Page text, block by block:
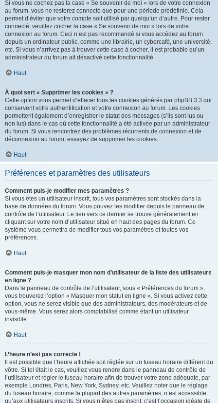
Si vous ne cochez pas la case « Se souvenir de moi » lors de votre connexion
au forum, vous ne resterez connecté que pour une période prédéfinie. Cela
permet d’éviter que votre compte soit utilisé par quelqu’un d’autre. Pour rester
connecté, veuillez cocher la case « Se souvenir de moi » lors de votre
connexion au forum. Ceci n’est pas recommandé si vous accédez au forum
depuis un ordinateur public, comme une librairie, un cybercafé, une université,
etc. Si vous n’arrivez pas à trouver cette case à cocher, il est probable qu’un
administrateur du forum ait désactivé cette fonctionnalité.
Haut
À quoi sert « Supprimer les cookies » ?
Cette option vous permet d’effacer tous les cookies générés par phpBB 3.3 qui
conservent votre authentification et votre connexion au forum. Les cookies
permettent également d’enregistrer le statut des messages (s’ils sont lus ou
non lus) dans le cas où cette fonctionnalité a été activée par un administrateur
du forum. Si vous rencontrez des problèmes récurrents de connexion et de
déconnexion au forum, essayez de supprimer les cookies.
Haut
Préférences et paramètres des utilisateurs
Comment puis-je modifier mes paramètres ?
Si vous êtes un utilisateur inscrit, tous vos paramètres sont stockés dans la
base de données du forum. Vous pouvez les modifier depuis le panneau de
contrôle de l’utilisateur. Le lien vers ce dernier se trouve généralement en
cliquant sur votre nom d’utilisateur situé en haut des pages du forum. Ce
système vous permettra de modifier tous vos paramètres et toutes vos
préférences.
Haut
Comment puis-je masquer mon nom d’utilisateur de la liste des utilisateurs
en ligne ?
Dans le panneau de contrôle de l’utilisateur, sous « Préférences du forum »,
vous trouverez l’option « Masquer mon statut en ligne ». Si vous activez cette
option, vous ne serez visible que des administrateurs, des modérateurs et de
vous-même. Vous serez alors comptabilisé comme étant un utilisateur
invisible.
Haut
L’heure n’est pas correcte !
Il est possible que l’heure affichée soit réglée sur un fuseau horaire différent du
vôtre. Si tel était le cas, veuillez vous rendre dans le panneau de contrôle de
l’utilisateur et régler le fuseau horaire afin de trouver votre zone adéquate, par
exemple Londres, Paris, New York, Sydney, etc. Veuillez noter que le réglage
du fuseau horaire, comme la plupart des autres paramètres, n’est accessible
qu’aux utilisateurs inscrits. Si vous n’êtes pas inscrit, c’est l’occasion idéale de